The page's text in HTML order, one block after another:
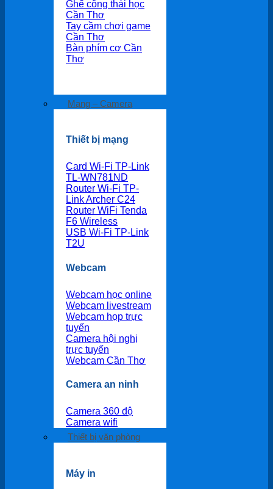
Ghế công thái học
Cần Thơ
Tay cầm chơi game
Cần Thơ
Bàn phím cơ Cần
Thơ
Mạng – Camera
Thiết bị mạng
Card Wi-Fi TP-Link
TL-WN781ND
Router Wi-Fi TP-
Link Archer C24
Router WiFi Tenda
F6 Wireless
USB Wi-Fi TP-Link
T2U
Webcam
Webcam học online
Webcam livestream
Webcam họp trực
tuyến
Camera hội nghị
trực tuyến
Webcam Cần Thơ
Camera an ninh
Camera 360 độ
Camera wifi
Thiết bị văn phòng
Máy in